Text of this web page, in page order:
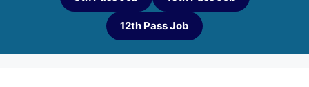
12th Pass Job